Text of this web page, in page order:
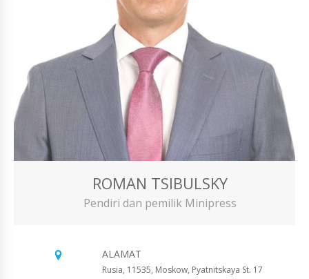
ROMAN TSIBULSKY
Pendiri dan pemilik Minipress
ALAMAT
Rusia, 11535, Moskow, Pyatnitskaya St. 17